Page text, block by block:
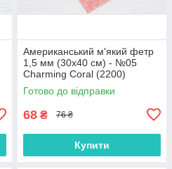
Американський м'який фетр
1,5 мм (30х40 см) - №05
Charming Coral (2200)
Готово до відправки
68 ₴ 76 ₴
Купити